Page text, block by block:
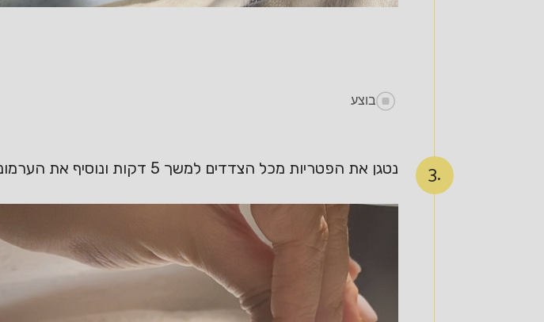
בוצע
3. נטגן את הפטריות מכל הצדדים למשך 5 דקות ונוסיף את הערמונים שקצצנו דק, אני אוהבת להוסיף גם כמה ערמונים שלמים